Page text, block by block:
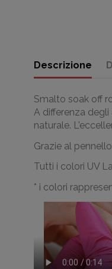
Descrizione
Smalto soak off
A differenza
naturale.
Grazie al
Tutti i colori UV
* i colori